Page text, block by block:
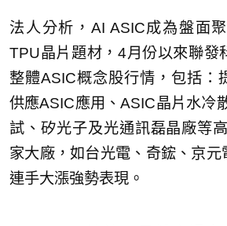
法人分析，AI ASIC成為盤面
TPU晶片題材，4月份以來聯發
整體ASIC概念股行情，包括：
供應ASIC應用、ASIC晶片水冷
試、矽光子及光通訊磊晶廠等
家大廠，如台光電、奇鋐、京
連手大漲強勢表現。